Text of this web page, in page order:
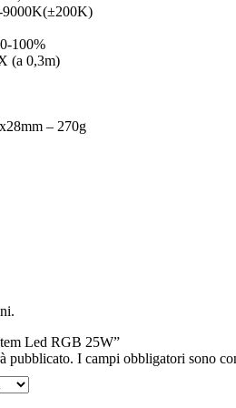
9000K(±200K)
100%
(a 0,3m)
– 270g
Led RGB 25W”
pubblicato. I campi obbligatori sono